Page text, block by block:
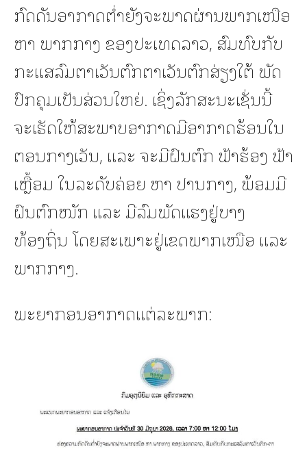
ກົດດັນອາກາດຕ່ຳຍັງຈະພາດຜ່ານພາກເໜືອ
ຫາ ພາກກາງ ຂອງປະເທດລາວ, ສົມທົບກັບ
ກະແສລົມຕາເວັນຕົກຕາເວັນຕົກສ່ຽງໃຕ້ ພັດ
ປົກຄຸມເປັນສ່ວນໃຫຍ່. ເຊິ່ງລັກສະນະເຊັ່ນນີ້
ຈະເຮັດໃຫ້ສະພາບອາກາດມີອາກາດຮ້ອນໃນ
ຕອນກາງເວັນ, ແລະ ຈະມີຝົນຕົກ ຟ້າຮ້ອງ ຟ້າ
ເຫຼື້ອມ ໃນລະດັບຄ່ອຍ ຫາ ປານກາງ, ພ້ອມມີ
ຝົນຕົກໜັກ ແລະ ມີລົມພັດແຮງຢູ່ບາງ
ທ້ອງຖິ່ນ ໂດຍສະເພາະຢູ່ເຂດພາກເໜືອ ແລະ
ພາກກາງ.
ພະຍາກອນອາກາດແຕ່ລະພາກ: